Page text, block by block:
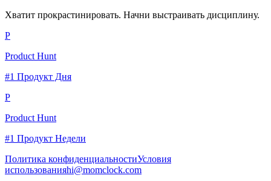
Хватит прокрастинировать. Начни выстраивать дисциплину.
P
Product Hunt
#1 Продукт Дня
P
Product Hunt
#1 Продукт Недели
Политика конфиденциальностиУсловия
использованияhi@momclock.com